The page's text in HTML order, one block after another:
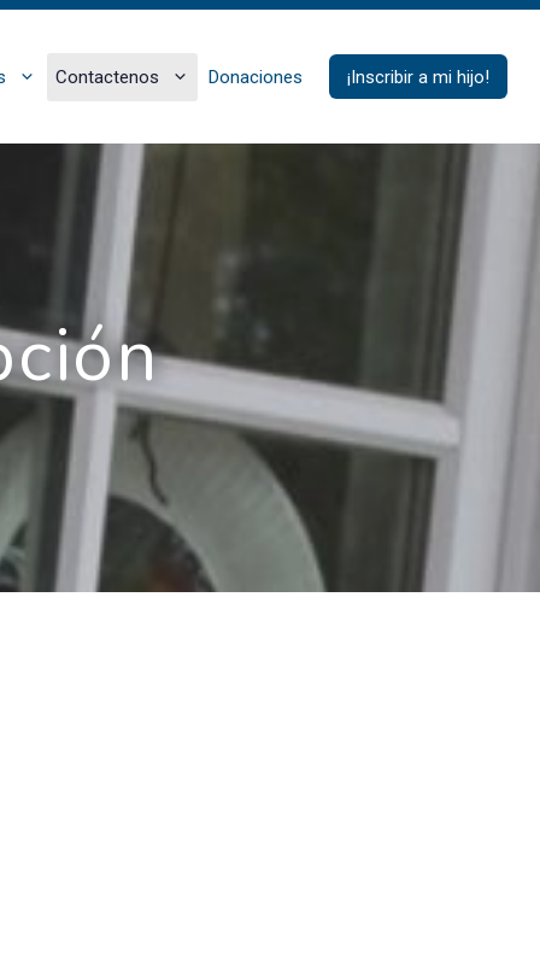
Contactenos Donaciones ¡Inscribir a mi hijo!